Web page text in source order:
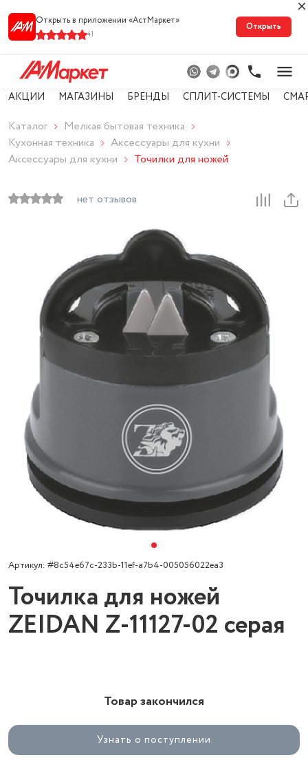
Открыть в приложении «АстМарке‪т‬»
41
Открыть
АКЦИИ МАГАЗИНЫ БРЕНДЫ СПЛИТ-СИСТЕМЫ
Каталог
Мелкая бытовая техника
Кухонная техника
Аксессуары для кухни
Аксессуары для кухни
Точилки для ножей
нет отзывов
Артикул: #8c54e67c-233b-11ef-a7b4-005056022ea3
Точилка для ножей
ZEIDAN Z-11127-02 серая
Товар закончился
Узнать о поступлении